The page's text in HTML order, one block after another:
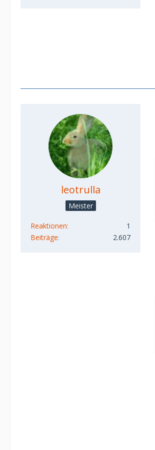
leotrulla
Meister
Reaktionen
1
Beiträge
2.607